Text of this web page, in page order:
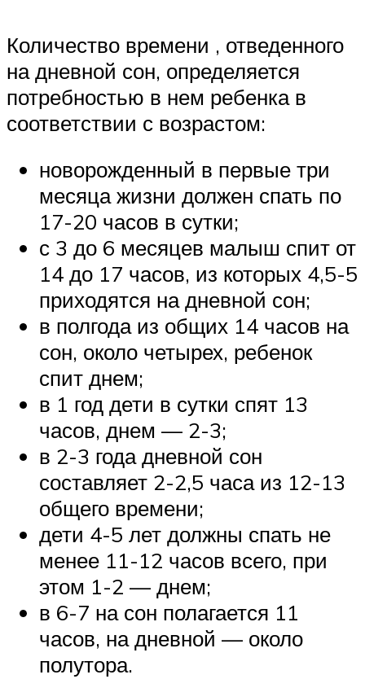
Количество времени , отведенного
на дневной сон, определяется
потребностью в нем ребенка в
соответствии с возрастом:
новорожденный в первые три
месяца жизни должен спать по
17-20 часов в сутки;
с 3 до 6 месяцев малыш спит от
14 до 17 часов, из которых 4,5-5
приходятся на дневной сон;
в полгода из общих 14 часов на
сон, около четырех, ребенок
спит днем;
в 1 год дети в сутки спят 13
часов, днем — 2-3;
в 2-3 года дневной сон
составляет 2-2,5 часа из 12-13
общего времени;
дети 4-5 лет должны спать не
менее 11-12 часов всего, при
этом 1-2 — днем;
в 6-7 на сон полагается 11
часов, на дневной — около
полутора.